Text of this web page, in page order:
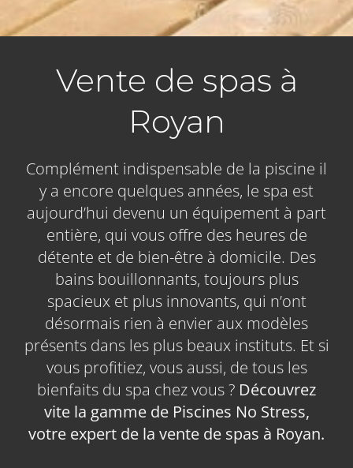
Vente de spas à
Royan
Complément indispensable de la piscine il
y a encore quelques années, le spa est
aujourd’hui devenu un équipement à part
entière, qui vous offre des heures de
détente et de bien-être à domicile. Des
bains bouillonnants, toujours plus
spacieux et plus innovants, qui n’ont
désormais rien à envier aux modèles
présents dans les plus beaux instituts. Et si
vous profitiez, vous aussi, de tous les
bienfaits du spa chez vous ? Découvrez
vite la gamme de Piscines No Stress,
votre expert de la vente de spas à Royan.